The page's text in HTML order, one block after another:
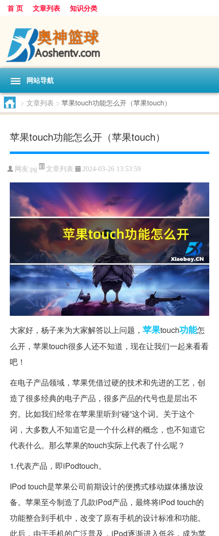
首 页 文章列表 知识分类
网站导航
> 文章列表 > 苹果touch功能怎么开（苹果touch）
苹果touch功能怎么开（苹果touch）
网友:pg 文章列表 2024-03-26 13:53:59
大家好，杨子来为大家解答以上问题， 苹果touch功能怎
么开，苹果touch很多人还不知道，现在让我们一起来看看
吧！
在电子产品领域，苹果凭借过硬的技术和先进的工艺，创
造了很多经典的电子产品，很多产品的代号也是层出不
穷。比如我们经常在苹果里听到“碰”这个词。关于这个
词，大多数人不知道它是一个什么样的概念，也不知道它
代表什么。那么苹果的touch实际上代表了什么呢？
1.代表产品，即iPodtouch。
IPod touch是苹果公司前期设计的便携式移动媒体播放设
备。苹果至今制造了几款iPod产品，最终将iPod touch的
功能整合到手机中，改变了原有手机的设计标准和功能。
此后，由于手机的广泛普及，iPod逐渐进入低谷，成为苹